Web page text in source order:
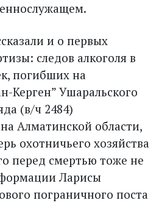
и о первых
следов алкоголя в
погибших на
Керген” Ушаральского
(в/ч 2484)
Алматинской области,
охотничьего хозяйства
перед смертью тоже не
Ларисы
пограничного поста